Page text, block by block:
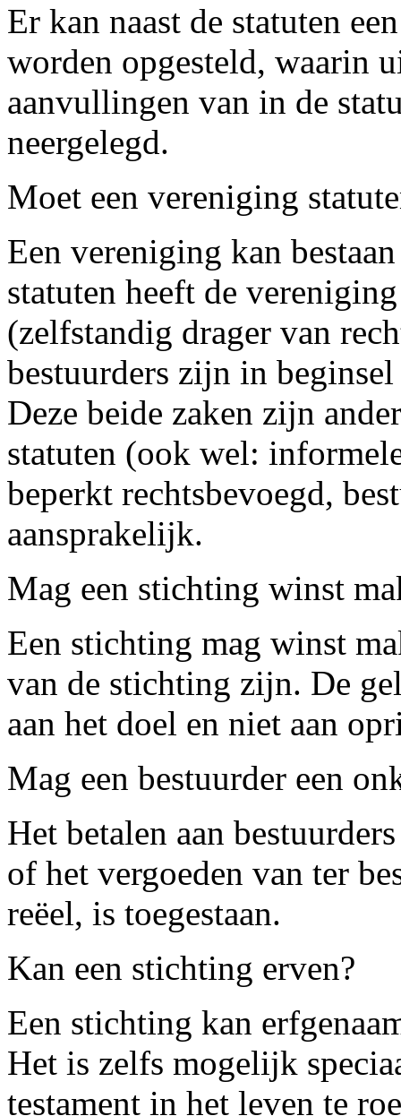
Er kan naast de statuten
worden opgesteld, waarin
aanvullingen van in de
neergelegd.
Moet een vereniging
Een vereniging kan
statuten heeft de
(zelfstandig drager van
bestuurders zijn in
Deze beide zaken zijn
statuten (ook wel:
beperkt rechtsbevoegd,
aansprakelijk.
Mag een stichting winst
Een stichting mag winst
van de stichting zijn. De
aan het doel en niet aan
Mag een bestuurder een
Het betalen aan
of het vergoeden van ter
reëel, is toegestaan.
Kan een stichting erven?
Een stichting kan
Het is zelfs mogelijk
testament in het leven te